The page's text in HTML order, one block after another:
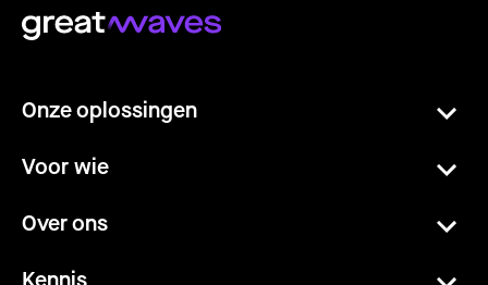
Onze oplossingen
Voor wie
Over ons